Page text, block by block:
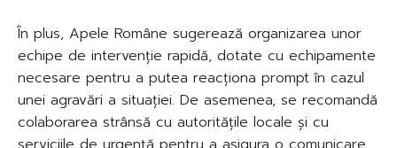
În plus, Apele Române sugerează organizarea unor
echipe de intervenție rapidă, dotate cu echipamente
necesare pentru a putea reacționa prompt în cazul
unei agravări a situației. De asemenea, se recomandă
colaborarea strânsă cu autoritățile locale și cu